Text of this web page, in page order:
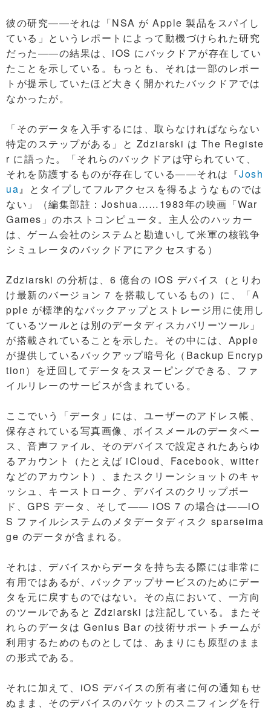
彼の研究――それは「NSA が Apple 製品をスパイし
ている」というレポートによって動機づけられた研究
だった――の結果は、iOS にバックドアが存在してい
たことを示している。もっとも、それは一部のレポー
トが提示していたほど大きく開かれたバックドアでは
なかったが。
「そのデータを入手するには、取らなければならない
特定のステップがある」と Zdziarski は The Registe
r に語った。「それらのバックドアは守られていて、
それを防護するものが存在している――それは『Josh
ua』とタイプしてフルアクセスを得るようなものでは
ない」（編集部註：Joshua……1983年の映画「War
Games」のホストコンピュータ。主人公のハッカー
は、ゲーム会社のシステムと勘違いして米軍の核戦争
シミュレータのバックドアにアクセスする）
Zdziarski の分析は、6 億台の iOS デバイス（とりわ
け最新のバージョン 7 を搭載しているもの）に、「A
pple が標準的なバックアップとストレージ用に使用し
ているツールとは別のデータディスカバリーツール」
が搭載されていることを示した。その中には、Apple
が提供しているバックアップ暗号化（Backup Encryp
tion）を迂回してデータをスヌーピングできる、ファ
イルリレーのサービスが含まれている。
ここでいう「データ」には、ユーザーのアドレス帳、
保存されている写真画像、ボイスメールのデータベー
ス、音声ファイル、そのデバイスで設定されたあらゆ
るアカウント（たとえば iCloud、Facebook、witter
などのアカウント）、またスクリーンショットのキャ
ッシュ、キーストローク、デバイスのクリップボー
ド、GPS データ、そして―― iOS 7 の場合は――iO
S ファイルシステムのメタデータディスク sparseima
ge のデータが含まれる。
それは、デバイスからデータを持ち去る際には非常に
有用ではあるが、バックアップサービスのためにデー
タを元に戻すものではない。その点において、一方向
のツールであると Zdziarski は注記している。またそ
れらのデータは Genius Bar の技術サポートチームが
利用するためのものとしては、あまりにも原型のまま
の形式である。
それに加えて、iOS デバイスの所有者に何の通知もせ
ぬまま、そのデバイスのパケットのスニフィングを行